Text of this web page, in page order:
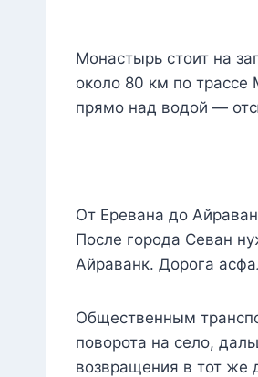
Монастырь стоит на
около 80 км по
прямо над водой —
От Еревана до
После города Севан
Айраванк. Дорога
Общественным
поворота на село,
возвращения в тот же